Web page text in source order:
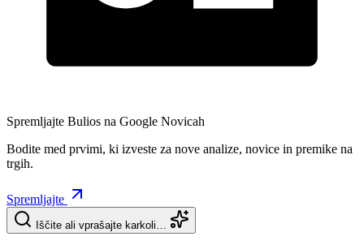
Spremljajte Bulios na Google Novicah
Bodite med prvimi, ki izveste za nove analize, novice in premike na
trgih.
Spremljajte
Iščite ali vprašajte karkoli…